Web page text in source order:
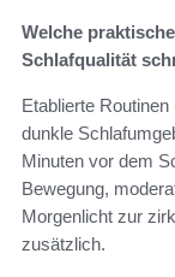
Welche
Schlafqualität
Etablierte
dunkle
Minuten vor dem
Bewegung,
Morgenlicht zur
zusätzlich.